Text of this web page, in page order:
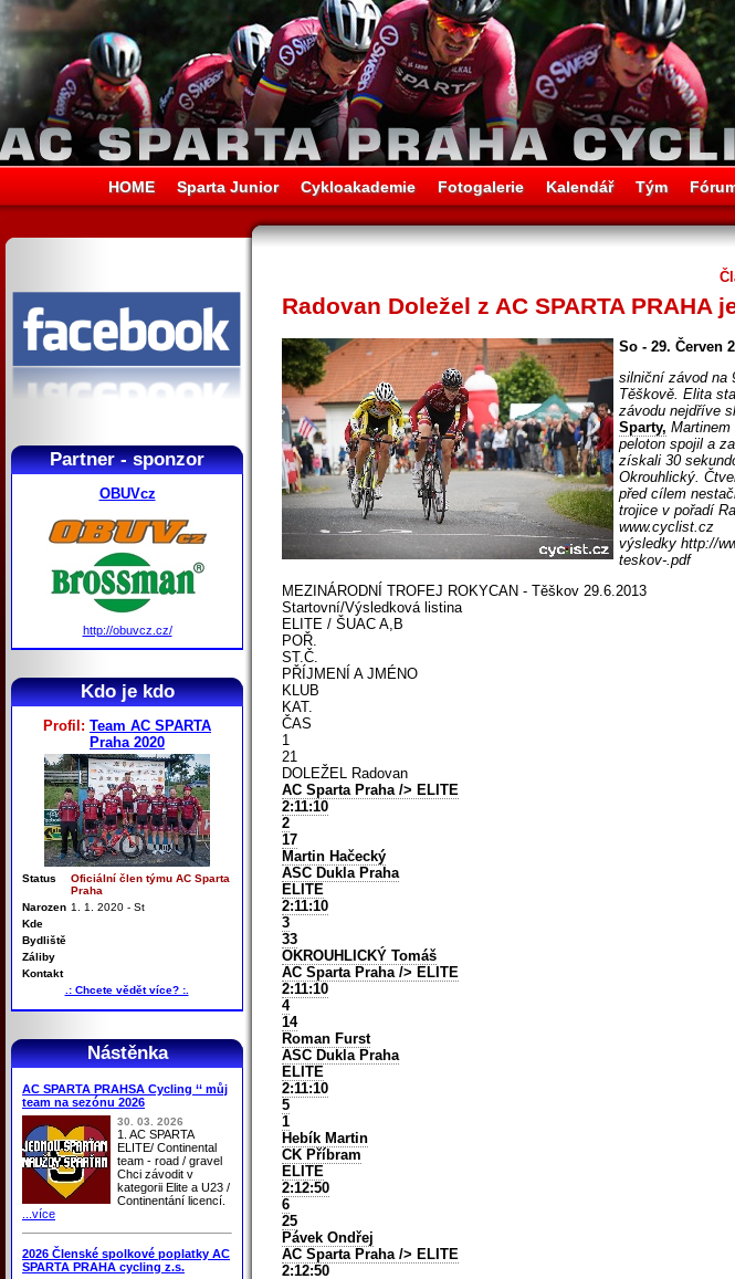
HOME Sparta Junior Cykloakademie Fotogalerie Kalendář Tým
Partner - sponzor
OBUVcz
http://obuvcz.cz/
Kdo je kdo
Profil: Team AC SPARTA
Praha 2020
Status
Oficiální člen týmu AC Sparta
Praha
Narozen 1. 1. 2020 - St
Kde
Bydliště
Záliby
Kontakt
.: Chcete vědět více? :.
Nástěnka
AC SPARTA PRAHSA Cycling ‘‘ můj
team na sezónu 2026
30. 03. 2026
1. AC SPARTA
ELITE/ Continental
team - road / gravel
Chci závodit v
kategorii Elite a U23 /
Continentání licencí.
...více
2026 Členské spolkové poplatky AC
SPARTA PRAHA cycling z.s.
Radovan Doležel z AC SPARTA PRAHA
So - 29. Červen
silniční závod na
Těškově. Elita
závodu nejdříve
Sparty,
peloton spojil a
získali 30
Okrouhlický.
před cílem
trojice v pořadí
www.cyclist.cz
výsledky http://
teskov-.pdf
MEZINÁRODNÍ TROFEJ ROKYCAN - Těškov 29.6.2013
Startovní/Výsledková listina
ELITE / ŠUAC A,B
POŘ.
ST.Č.
PŘÍJMENÍ A JMÉNO
KLUB
KAT.
ČAS
1
21
DOLEŽEL Radovan
AC Sparta Praha/> ELITE
2:11:10
2
17
Martin Hačecký
ASC Dukla Praha
ELITE
2:11:10
3
33
OKROUHLICKÝ Tomáš
AC Sparta Praha/> ELITE
2:11:10
4
14
Roman Furst
ASC Dukla Praha
ELITE
2:11:10
5
1
Hebík Martin
CK Příbram
ELITE
2:12:50
6
25
Pávek Ondřej
AC Sparta Praha/> ELITE
2:12:50